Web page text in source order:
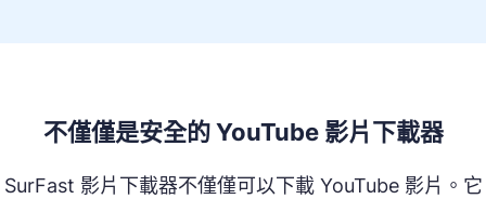
不僅僅是安全的 YouTube 影片下載器
SurFast 影片下載器不僅僅可以下載 YouTube 影片。它